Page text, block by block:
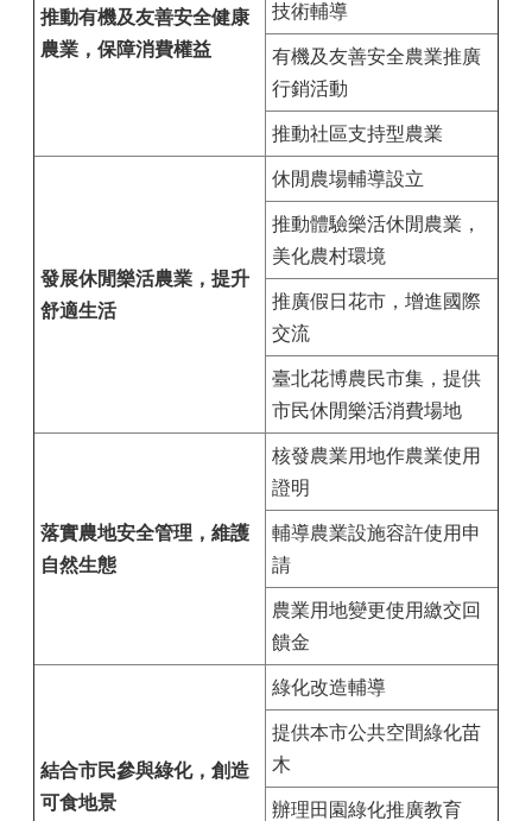
推動有機及友善安全健康
農業，保障消費權益
技術輔導
有機及友善安全農業推廣
行銷活動
推動社區支持型農業
發展休閒樂活農業，提升
舒適生活
休閒農場輔導設立
推動體驗樂活休閒農業，
美化農村環境
推廣假日花市，增進國際
交流
臺北花博農民市集，提供
市民休閒樂活消費場地
落實農地安全管理，維護
自然生態
核發農業用地作農業使用
證明
輔導農業設施容許使用申
請
農業用地變更使用繳交回
饋金
結合市民參與綠化，創造
可食地景
綠化改造輔導
提供本市公共空間綠化苗
木
辦理田園綠化推廣教育